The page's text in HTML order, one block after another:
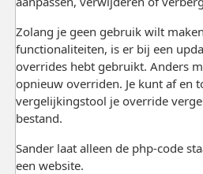
Zolang je geen gebruik wilt
functionaliteiten, is er bij een
overrides hebt gebruikt. Anders
opnieuw overriden. Je kunt af en
vergelijkingstool je override
bestand.
Sander laat alleen de php-code
een website.